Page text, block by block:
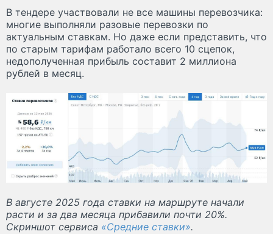
В тендере участвовали не все машины перевозчика:
многие выполняли разовые перевозки по
актуальным ставкам. Но даже если представить, что
по старым тарифам работало всего 10 сцепок,
недополученная прибыль составит 2 миллиона
рублей в месяц.
В августе 2025 года ставки на маршруте начали
расти и за два месяца прибавили почти 20%.
Скриншот сервиса «Средние ставки».